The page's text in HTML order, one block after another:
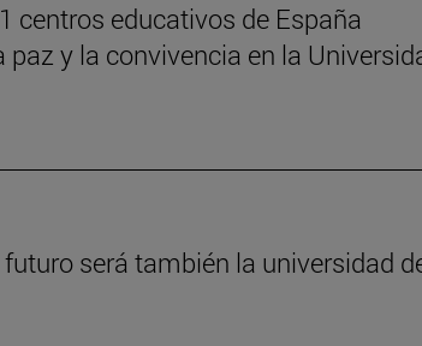
centros educativos de España
paz y la convivencia en la
será también la universidad